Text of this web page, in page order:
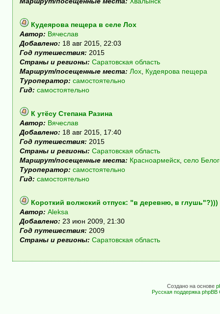
Кудеярова пещера в селе Лох
Автор: Вячеслав
Добавлено: 18 авг 2015, 22:03
Год путешествия: 2015
Страны и регионы: Саратовская область
Маршрут/посещенные места: Лох Кудеярова пещера
Туроператор: самостоятельно
Гид: самостоятельно
К утёсу Степана Разина
Автор: Вячеслав
Добавлено: 18 авг 2015, 17:40
Год путешествия: 2015
Страны и регионы: Саратовская область
Маршрут/посещенные места: Красноармейск село
Туроператор: самостоятельно
Гид: самостоятельно
Короткий волжский отпуск: "в деревню, в глушь"?)))
Автор: Aleksa
Добавлено: 23 июн 2009, 21:30
Год путешествия: 2009
Страны и регионы: Саратовская область
Создано на основе
Русская поддержка phpBB